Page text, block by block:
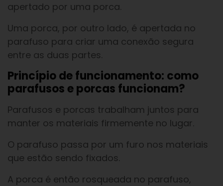
apertado por uma porca.
Uma porca, por outro lado, é apertada no
parafuso para criar uma conexão segura
entre as duas partes.
Princípio de funcionamento: como
parafusos e porcas funcionam?
Parafusos e porcas trabalham juntos para
manter os materiais firmemente no lugar.
O parafuso passa por um furo nos materiais
que estão sendo fixados.
A porca é então rosqueada no parafuso,